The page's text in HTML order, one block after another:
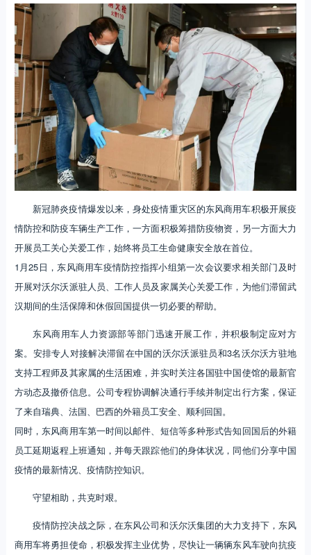
新冠肺炎疫情爆发以来，身处疫情重灾区的东风商用车积极开展疫
情防控和防疫车辆生产工作，一方面积极筹措防疫物资，另一方面大力
开展员工关心关爱工作，始终将员工生命健康安全放在首位。
1月25日，东风商用车疫情防控指挥小组第一次会议要求相关部门及时
开展对沃尔沃派驻人员、工作人员及家属关心关爱工作，为他们滞留武
汉期间的生活保障和休假回国提供一切必要的帮助。
东风商用车人力资源部等部门迅速开展工作，并积极制定应对方
案。安排专人对接解决滞留在中国的沃尔沃派驻员和3名沃尔沃方驻地
支持工程师及其家属的生活困难，并实时关注各国驻中国使馆的最新官
方动态及撤侨信息。公司专程协调解决通行手续并制定出行方案，保证
了来自瑞典、法国、巴西的外籍员工安全、顺利回国。
同时，东风商用车第一时间以邮件、短信等多种形式告知回国后的外籍
员工延期返程上班通知，并每天跟踪他们的身体状况，同他们分享中国
疫情的最新情况、疫情防控知识。
守望相助，共克时艰。
疫情防控决战之际，在东风公司和沃尔沃集团的大力支持下，东风
商用车将勇担使命，积极发挥主业优势，尽快让一辆辆东风车驶向抗疫